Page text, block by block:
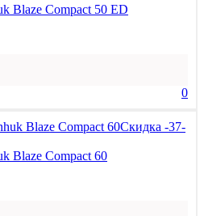
Blaze Compact 50 ED
0
Скидка -37-
Blaze Compact 60